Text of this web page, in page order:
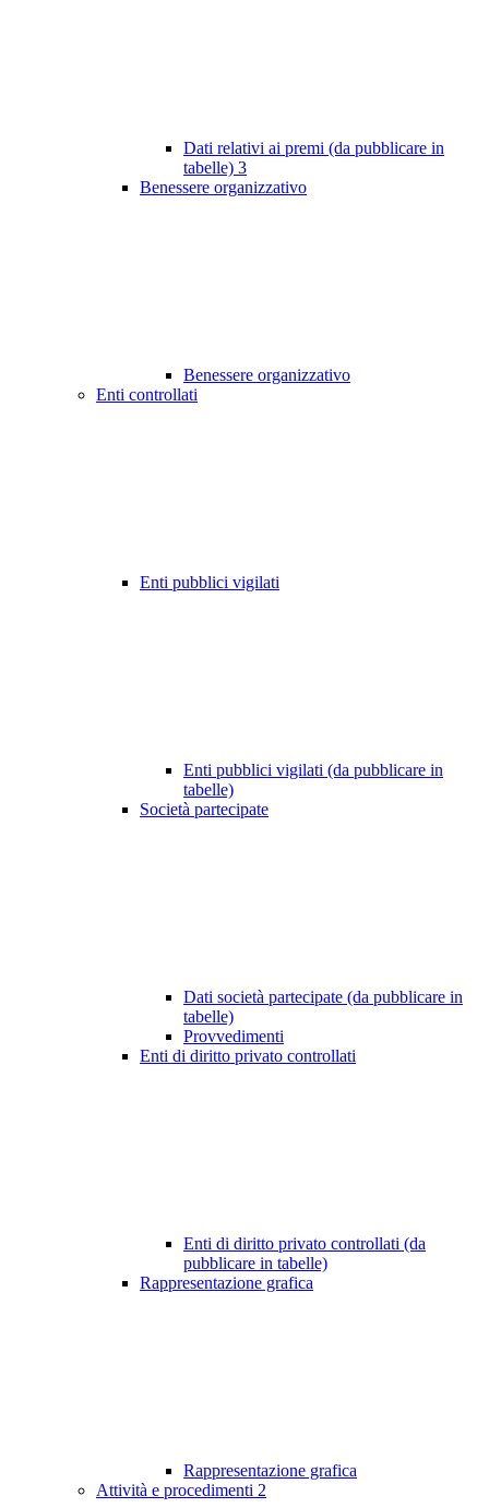
Dati relativi ai premi (da pubblicare in
tabelle) 3
Benessere organizzativo
Benessere organizzativo
Enti controllati
Enti pubblici vigilati
Enti pubblici vigilati (da pubblicare in
tabelle)
Società partecipate
Dati società partecipate (da pubblicare in
tabelle)
Provvedimenti
Enti di diritto privato controllati
Enti di diritto privato controllati (da
pubblicare in tabelle)
Rappresentazione grafica
Rappresentazione grafica
Attività e procedimenti 2